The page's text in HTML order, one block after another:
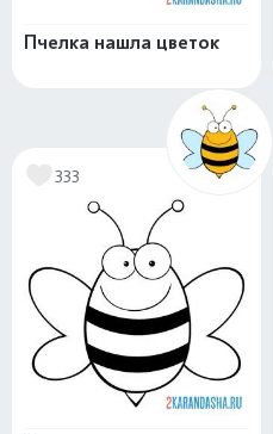
Пчелка нашла цветок
333